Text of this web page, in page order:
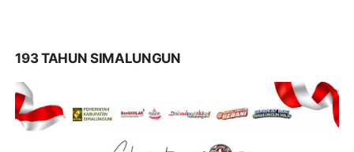
193 TAHUN SIMALUNGUN